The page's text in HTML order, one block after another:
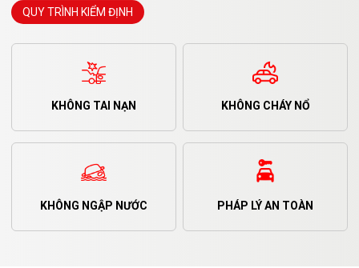
QUY TRÌNH KIỂM ĐỊNH
KHÔNG TAI NẠN KHÔNG CHÁY NỔ
KHÔNG NGẬP NƯỚC PHÁP LÝ AN TOÀN